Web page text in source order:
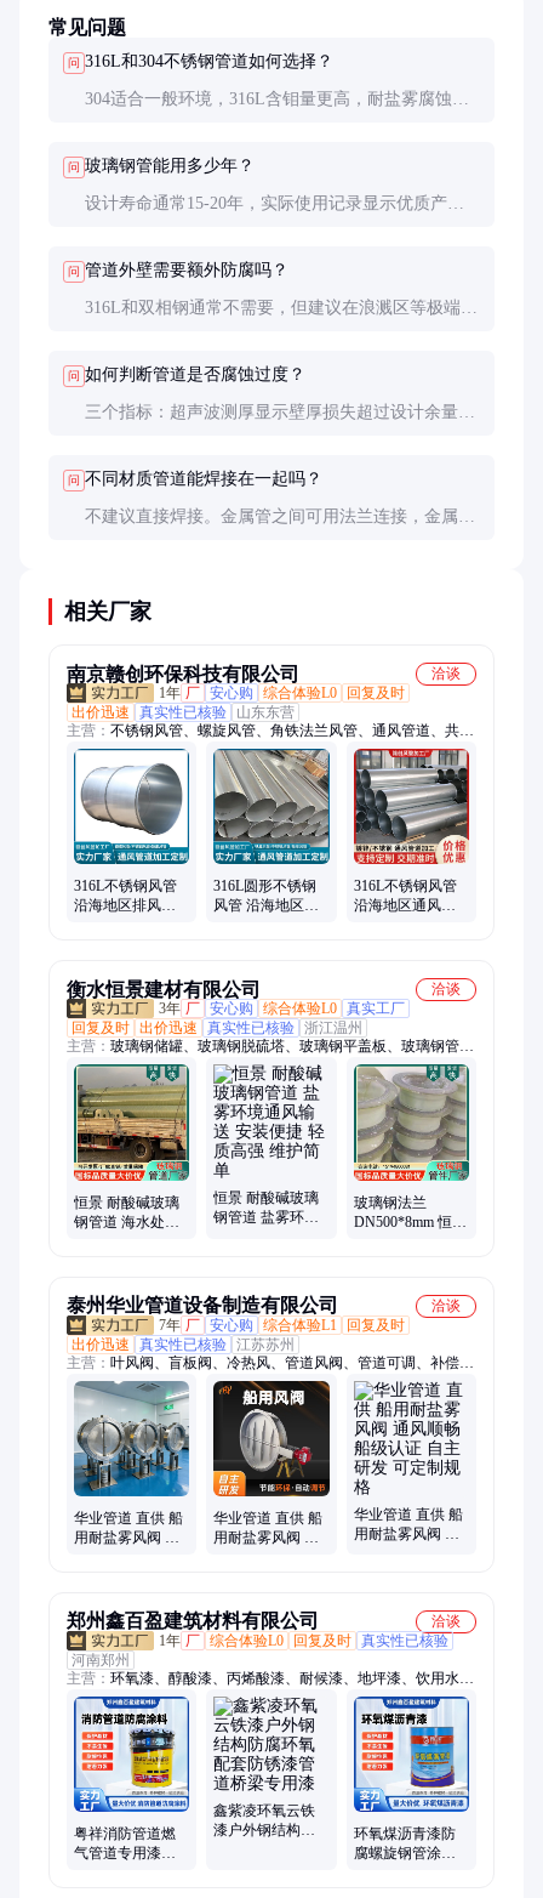
常见问题
问 316L和304不锈钢管道如何选择？
304适合一般环境，316L含钼量更高，耐盐雾腐蚀性
问 玻璃钢管能用多少年？
设计寿命通常15-20年，实际使用记录显示优质产品
问 管道外壁需要额外防腐吗？
316L和双相钢通常不需要，但建议在浪溅区等极端环
型号。
问 如何判断管道是否腐蚀过度？
三个指标：超声波测厚显示壁厚损失超过设计余量
问 不同材质管道能焊接在一起吗？
不建议直接焊接。金属管之间可用法兰连接，金属与
相关厂家
南京赣创环保科技有限公司
洽谈
1年 厂 安心购 综合体验L0
回复及时
出价迅速
真实性已核验
山东东营
主营： 不锈钢风管、螺旋风管、角铁法兰风管、通风管道、共板
法兰风管
316L不锈钢风管
沿海地区排风管
316L圆形不锈钢
风管 沿海地区排
316L不锈钢风管
沿海地区通风管
衡水恒景建材有限公司
洽谈
3年 厂 安心购 综合体验L0 真实工厂
回复及时 出价迅速 真实性已核验 浙江温州
主营： 玻璃钢储罐、玻璃钢脱硫塔、玻璃钢平盖板、玻璃钢管
道、玻璃钢拱形盖板、玻璃钢拉挤方管、光伏走道板、锌铝镁走
道板、玻璃钢风管、玻璃钢法兰、玻璃钢弯头、玻璃钢三通变
径、玻璃钢异形件、玻璃钢洗涤塔、玻璃钢围栏、玻璃钢电缆桥
架、玻璃钢格栅、玻璃钢污水池盖板、玻璃钢拉挤圆管、玻璃钢
平板、玻璃钢拉挤平板、玻璃钢除臭风管、玻璃钢檩条
恒景 耐酸碱玻璃
钢管道 海水处理
恒景 耐酸碱玻璃
钢管道 盐雾环境
玻璃钢法兰
DN500*8mm 恒景
泰州华业管道设备制造有限公司
洽谈
7年 厂 安心购 综合体验L1
回复及时
出价迅速
真实性已核验 江苏苏州
主营： 叶风阀、盲板阀、冷热风、管道风阀、管道可调、补偿
器、花瓣阀、调节门、棒闸阀、防爆门、挡板阀、止回阀、插板
门、翻板阀、泄爆门、泄爆阀、盲板门、挡板门、换向阀、圆风
门、隔绝门、插板阀、燃煤锅炉、镀锌风阀、热控风阀
华业管道 直供 船
用耐盐雾风阀 启
华业管道 直供 船
用耐盐雾风阀 启
华业管道 直供 船
用耐盐雾风阀 通
郑州鑫百盈建筑材料有限公司
洽谈
1年 厂 综合体验L0 回复及时 真实性已核验
河南郑州
主营： 环氧漆、醇酸漆、丙烯酸漆、耐候漆、地坪漆、饮用水内
壁漆
粤祥消防管道燃
气管道专用漆厂
鑫紫凌环氧云铁
漆户外钢结构防
环氧煤沥青漆防
腐螺旋钢管涂料